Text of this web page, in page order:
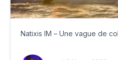
Natixis IM – Une vague de